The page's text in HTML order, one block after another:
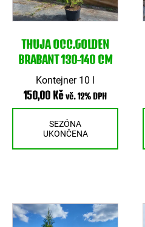
THUJA OCC.GOLDEN
BRABANT 130-140 CM
Kontejner 10 l
150,00 Kč vč. 12% DPH
SEZÓNA
UKONČENA